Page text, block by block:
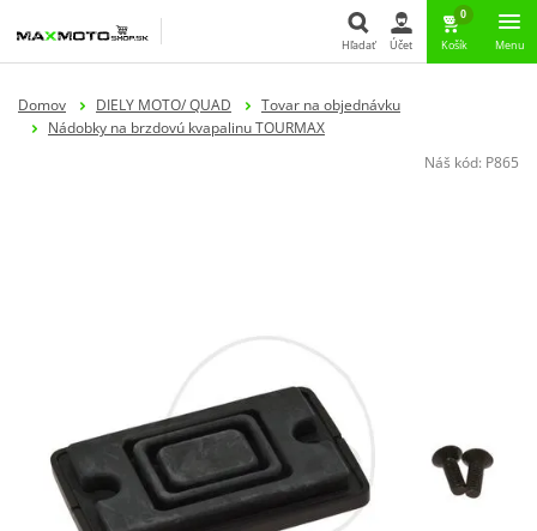
Hľadať Účet
0
Košík Menu
Domov DIELY MOTO/ QUAD
Tovar na objednávku
Nádobky na brzdovú kvapalinu TOURMAX
Náš kód: P865